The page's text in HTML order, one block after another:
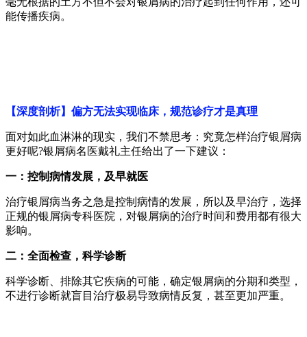
能传播疾病。
【深度剖析】偏方无法实现临床，规范诊疗才是真理
面对如此血淋淋的现实，我们不禁思考：究竟怎样治疗银屑病
更好呢?银屑病名医戴礼主任给出了一下建议：
一：控制病情发展，及早就医
治疗银屑病当务之急是控制病情的发展，所以及早治疗，选择
正规的银屑病专科医院，对银屑病的治疗时间和费用都有很大
影响。
二：全面检查，科学诊断
科学诊断、排除其它疾病的可能，确定银屑病的分期和类型，
不进行诊断就盲目治疗极易导致病情反复，甚至更加严重。